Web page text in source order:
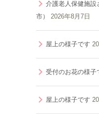
介護老人保健施設
市）
2026年8月7日
屋上の様子です
受付のお花の様子
屋上の様子です